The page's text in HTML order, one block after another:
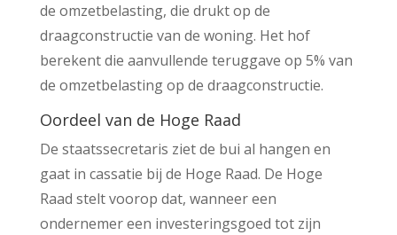
de omzetbelasting, die drukt op de
draagconstructie van de woning. Het hof
berekent die aanvullende teruggave op 5% van
de omzetbelasting op de draagconstructie.
Oordeel van de Hoge Raad
De staatssecretaris ziet de bui al hangen en
gaat in cassatie bij de Hoge Raad. De Hoge
Raad stelt voorop dat, wanneer een
ondernemer een investeringsgoed tot zijn